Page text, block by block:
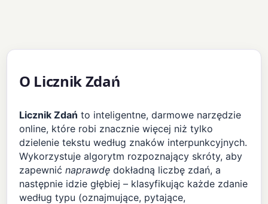
O Licznik Zdań
Licznik Zdań to inteligentne, darmowe narzędzie
online, które robi znacznie więcej niż tylko
dzielenie tekstu według znaków interpunkcyjnych.
Wykorzystuje algorytm rozpoznający skróty, aby
zapewnićnaprawdę dokładną liczbę zdań, a
następnie idzie głębiej – klasyfikując każde zdanie
według typu (oznajmujące, pytające,